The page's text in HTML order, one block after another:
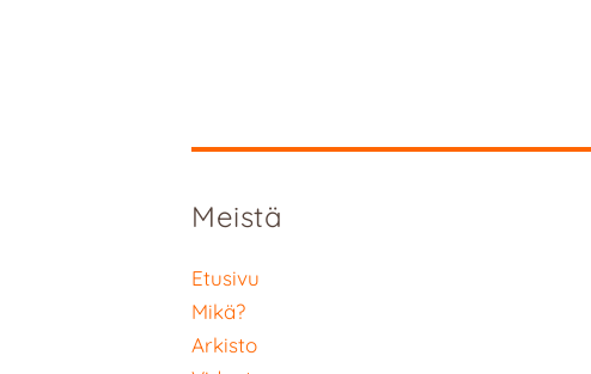
Meistä
Etusivu
Mikä?
Arkisto